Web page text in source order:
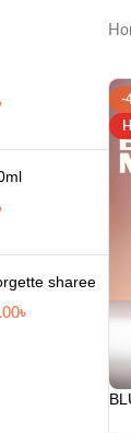
sharee
৳
-